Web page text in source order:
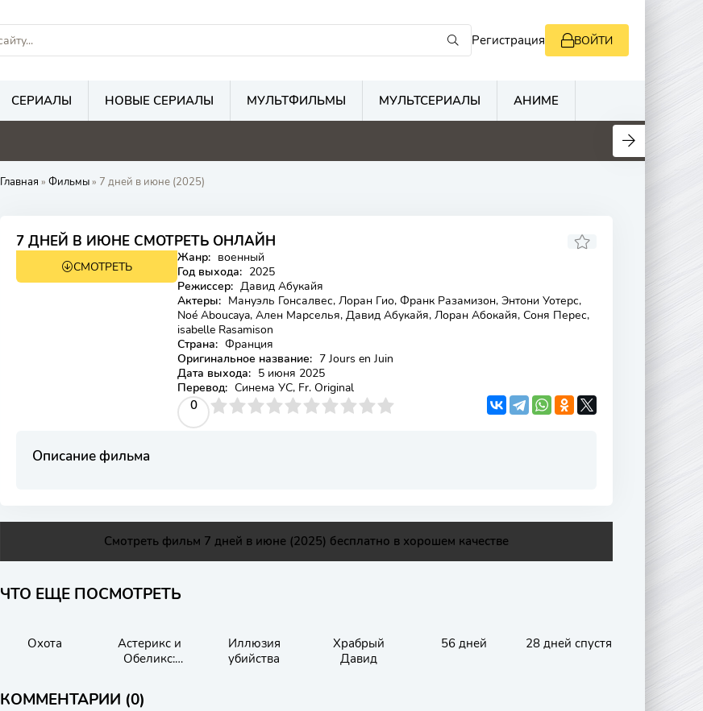
Регистрация ВОЙТИ
СЕРИАЛЫ НОВЫЕ СЕРИАЛЫ МУЛЬТФИЛЬМЫ МУЛЬТСЕРИАЛЫ АНИМЕ
Главная » Фильмы» 7 дней в июне (2025)
7 ДНЕЙ В ИЮНЕ СМОТРЕТЬ ОНЛАЙН
СМОТРЕТЬ
Жанр: военный
Год выхода: 2025
Режиссер: Давид Абукайя
Актеры: Мануэль Гонсалвес, Лоран Гио, Франк Разамизон, Энтони Уотерс,
Noé Aboucaya, Ален Марселья, Давид Абукайя, Лоран Абокайя, Соня Перес,
isabelle Rasamison
Страна: Франция
Оригинальное название: 7 Jours en Juin
Дата выхода: 5 июня 2025
Перевод: Синема УС, Fr. Original
0
4 5 6 7 8 9 10
Описание фильма
Смотреть фильм 7 дней в июне (2025) бесплатно в хорошем качестве
ЧТО ЕЩЕ ПОСМОТРЕТЬ
Охота
Астерикс и
Обеликс:
вождей
Иллюзия
убийства
Храбрый
Давид
56 дней 28 дней спустя
КОММЕНТАРИИ (0)